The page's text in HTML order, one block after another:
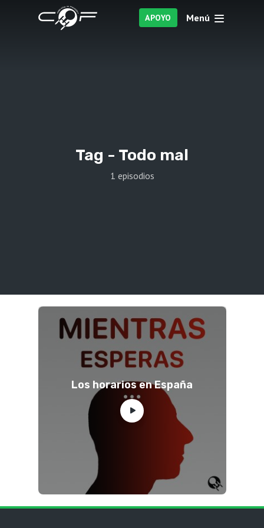
APOYO Menú
Tag - Todo mal
1 episodios
Los horarios en España